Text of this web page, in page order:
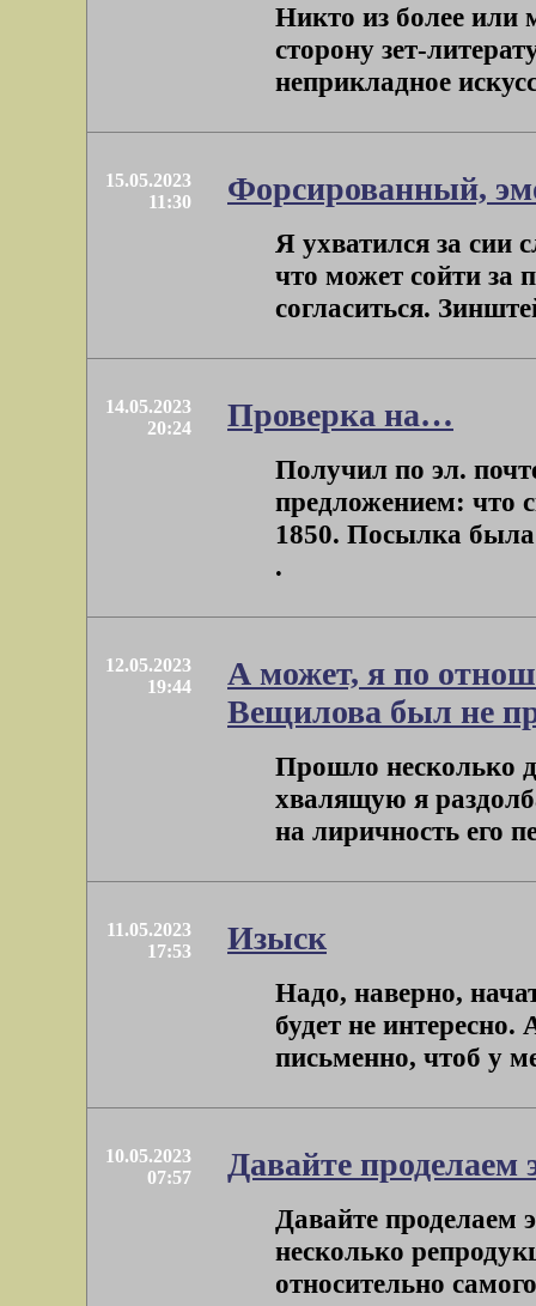
Никто из более или
сторону зет-
неприкладное
15.05.2023
11:30
Форсированный,
Я ухватился за сии
что может сойти за
согласиться.
14.05.2023
20:24
Проверка на…
Получил по эл.
предложением: что
1850. Посылка была
.
12.05.2023
19:44
А может, я по
Вещилова был не
Прошло несколько
хвалящую я
на лиричность его
11.05.2023
17:53
Изыск
Надо, наверно,
будет не
письменно, чтоб у
10.05.2023
07:57
Давайте проделаем
Давайте проделаем
несколько
относительно